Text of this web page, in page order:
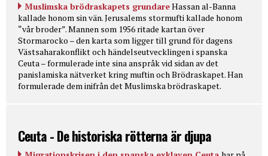
Muslimska brödraskapets grundareHassan al-Banna
kallade honom sin vän. Jerusalems stormufti kallade honom
“vår broder”. Mannen som 1956 ritade kartan över
Stormarocko – den karta som ligger till grund för dagens
Västsaharakonflikt och händelseutvecklingen i spanska
Ceuta – formulerade inte sina anspråk vid sidan av det
panislamiska nätverket kring muftin och Brödraskapet. Han
formulerade dem inifrån det Muslimska brödraskapet.
Ceuta - De historiska rötterna är djupa